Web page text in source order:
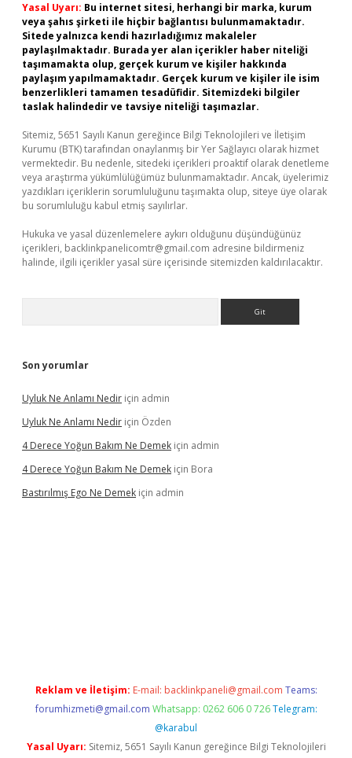
Yasal Uyarı: Bu internet sitesi, herhangi bir marka, kurum
veya şahıs şirketi ile hiçbir bağlantısı bulunmamaktadır.
Sitede yalnızca kendi hazırladığımız makaleler
paylaşılmaktadır. Burada yer alan içerikler haber niteliği
taşımamakta olup, gerçek kurum ve kişiler hakkında
paylaşım yapılmamaktadır. Gerçek kurum ve kişiler ile isim
benzerlikleri tamamen tesadüfidir. Sitemizdeki bilgiler
taslak halindedir ve tavsiye niteliği taşımazlar.
Sitemiz, 5651 Sayılı Kanun gereğince Bilgi Teknolojileri ve İletişim
Kurumu (BTK) tarafından onaylanmış bir Yer Sağlayıcı olarak hizmet
vermektedir. Bu nedenle, sitedeki içerikleri proaktif olarak denetleme
veya araştırma yükümlülüğümüz bulunmamaktadır. Ancak, üyelerimiz
yazdıkları içeriklerin sorumluluğunu taşımakta olup, siteye üye olarak
bu sorumluluğu kabul etmiş sayılırlar.
Hukuka ve yasal düzenlemelere aykırı olduğunu düşündüğünüz
içerikleri, backlinkpanelicomtr@gmail.com adresine bildirmeniz
halinde, ilgili içerikler yasal süre içerisinde sitemizden kaldırılacaktır.
Son yorumlar
Uyluk Ne Anlamı Nedir için admin
Uyluk Ne Anlamı Nedir için Özden
4 Derece Yoğun Bakım Ne Demek için admin
4 Derece Yoğun Bakım Ne Demek için Bora
Bastırılmış Ego Ne Demek için admin
Reklam ve İletişim: E-mail: backlinkpaneli@gmail.com Teams:
forumhizmeti@gmail.com Whatsapp: 0262 606 0 726 Telegram:
@karabul
Yasal Uyarı: Sitemiz, 5651 Sayılı Kanun gereğince Bilgi Teknolojileri